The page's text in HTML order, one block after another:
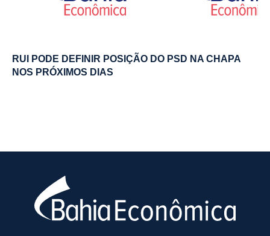
RUI PODE DEFINIR POSIÇÃO DO PSD NA CHAPA
NOS PRÓXIMOS DIAS